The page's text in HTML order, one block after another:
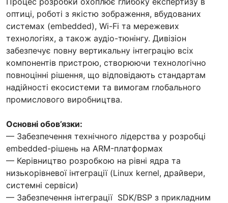
оптиці, роботі з якістю зображення, вбудованих
системах (embedded), Wi-Fi та мережевих
технологіях, а також аудіо-тюнінгу. Дивізіон
забезпечує повну вертикальну інтеграцію всіх
компонентів пристрою, створюючи технологічно
повноцінні рішення, що відповідають стандартам
надійності екосистеми та вимогам глобального
промислового виробництва.
Основні обов’язки:
— Забезпечення технічного лідерства у розробці
embedded-рішень на ARM-платформах
— Керівництво розробкою на рівні ядра та
низькорівневої інтеграції (Linux kernel, драйвери,
системні сервіси)
— Забезпечення інтеграції SDK/BSP з прикладним